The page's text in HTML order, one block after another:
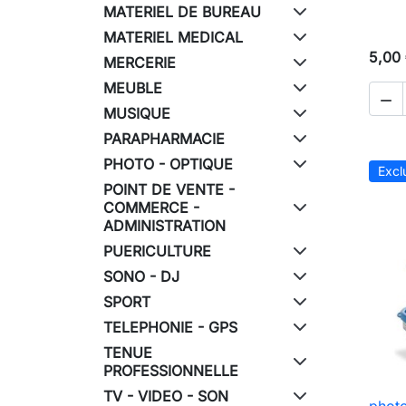
MATERIEL DE BUREAU
MATERIEL MEDICAL
MERCERIE
MEUBLE
MUSIQUE
PARAPHARMACIE
PHOTO - OPTIQUE
POINT DE VENTE -
COMMERCE -
ADMINISTRATION
PUERICULTURE
SONO - DJ
SPORT
TELEPHONIE - GPS
TENUE
PROFESSIONNELLE
TV - VIDEO - SON
5,00
